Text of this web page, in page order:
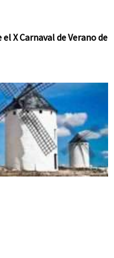
X Carnaval de Verano de